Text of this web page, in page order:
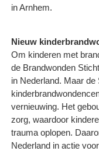
in Arnhem.
Nieuw
Om kinderen met
de Brandwonden
in Nederland. Maar
vernieuwing. Het
zorg, waardoor
trauma oplopen.
Nederland in actie